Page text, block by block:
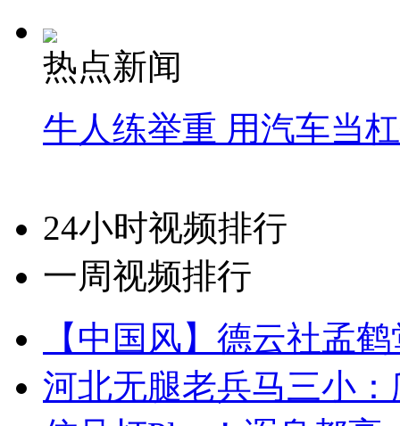
热点新闻
牛人练举重 用汽车当
24小时视频排行
一周视频排行
【中国风】德云社孟
河北无腿老兵马三小